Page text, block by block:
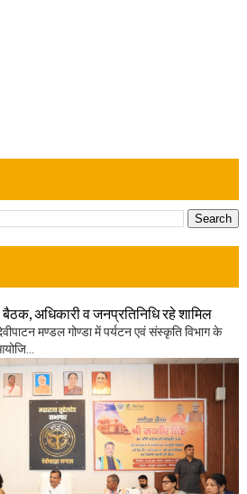
अधिकारी व जनप्रतिनिधि रहे शामिल
मण्डल गोण्डा में पर्यटन एवं संस्कृति विभाग के